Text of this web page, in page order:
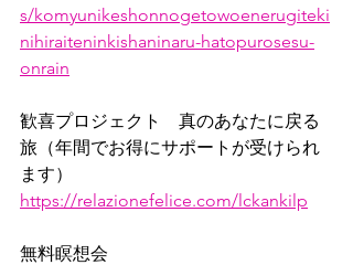
s/komyunikeshonnogetowoenerugiteki
nihiraiteninkishaninaru-hatopurosesu-
onrain
歓喜プロジェクト　真のあなたに戻る
旅（年間でお得にサポートが受けられ
ます）
https://relazionefelice.com/lckankilp
無料瞑想会